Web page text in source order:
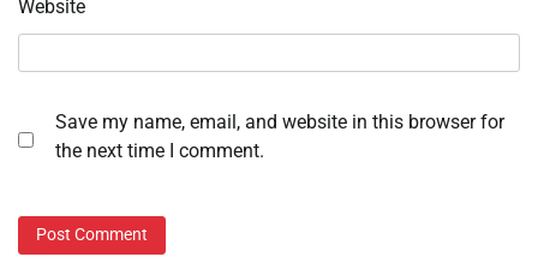
Website
Save my name, email, and website in this browser for
the next time I comment.